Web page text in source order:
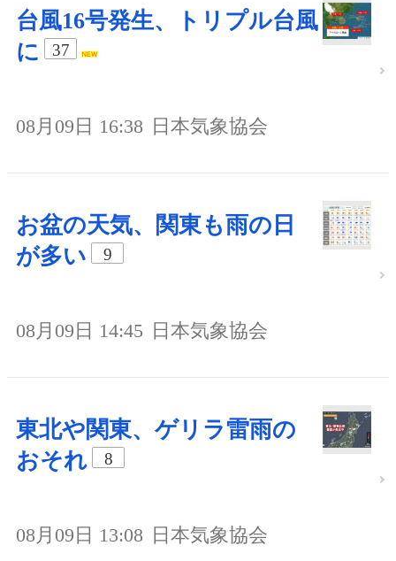
台風16号発生、トリプル台風
に
37
08月09日 16:38 日本気象協会
お盆の天気、関東も雨の日
が多い
9
08月09日 14:45 日本気象協会
東北や関東、ゲリラ雷雨の
おそれ
8
08月09日 13:08 日本気象協会